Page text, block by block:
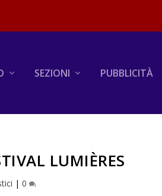
SEZIONI PUBBLICITÀ
LUMIÈRES
| 0